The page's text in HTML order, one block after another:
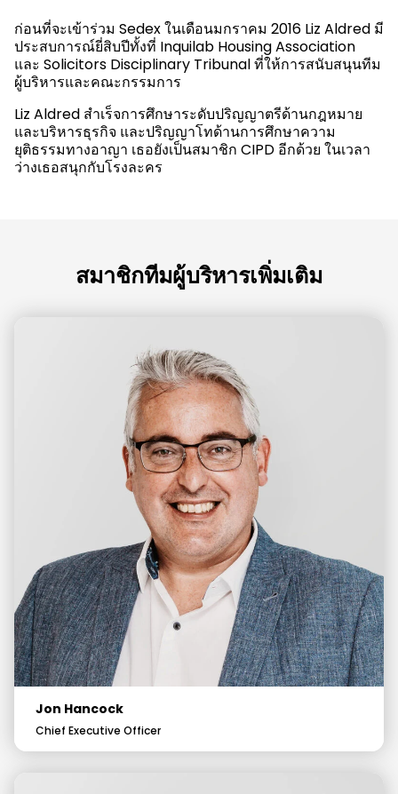
ก่อนที่จะเข้าร่วม Sedex ในเดือนมกราคม 2016 Liz Aldred มี
ประสบการณ์ยี่สิบปีทั้งที่ Inquilab Housing Association
และ Solicitors Disciplinary Tribunal ที่ให้การสนับสนุนทีม
ผู้บริหารและคณะกรรมการ
Liz Aldred สําเร็จการศึกษาระดับปริญญาตรีด้านกฎหมาย
และบริหารธุรกิจ และปริญญาโทด้านการศึกษาความ
ยุติธรรมทางอาญา เธอยังเป็นสมาชิก CIPD อีกด้วย ในเวลา
ว่างเธอสนุกกับโรงละคร
สมาชิกทีมผู้บริหารเพิ่มเติม
Jon Hancock
Chief Executive Officer